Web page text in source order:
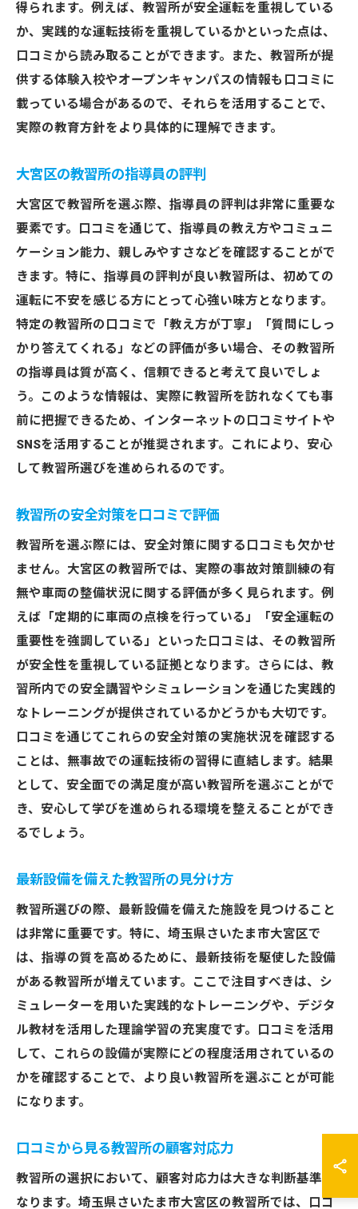
得られます。例えば、教習所が安全運転を重視している
か、実践的な運転技術を重視しているかといった点は、
口コミから読み取ることができます。また、教習所が提
供する体験入校やオープンキャンパスの情報も口コミに
載っている場合があるので、それらを活用することで、
実際の教育方針をより具体的に理解できます。
大宮区の教習所の指導員の評判
大宮区で教習所を選ぶ際、指導員の評判は非常に重要な
要素です。口コミを通じて、指導員の教え方やコミュニ
ケーション能力、親しみやすさなどを確認することがで
きます。特に、指導員の評判が良い教習所は、初めての
運転に不安を感じる方にとって心強い味方となります。
特定の教習所の口コミで「教え方が丁寧」「質問にしっ
かり答えてくれる」などの評価が多い場合、その教習所
の指導員は質が高く、信頼できると考えて良いでしょ
う。このような情報は、実際に教習所を訪れなくても事
前に把握できるため、インターネットの口コミサイトや
SNSを活用することが推奨されます。これにより、安心
して教習所選びを進められるのです。
教習所の安全対策を口コミで評価
教習所を選ぶ際には、安全対策に関する口コミも欠かせ
ません。大宮区の教習所では、実際の事故対策訓練の有
無や車両の整備状況に関する評価が多く見られます。例
えば「定期的に車両の点検を行っている」「安全運転の
重要性を強調している」といった口コミは、その教習所
が安全性を重視している証拠となります。さらには、教
習所内での安全講習やシミュレーションを通じた実践的
なトレーニングが提供されているかどうかも大切です。
口コミを通じてこれらの安全対策の実施状況を確認する
ことは、無事故での運転技術の習得に直結します。結果
として、安全面での満足度が高い教習所を選ぶことがで
き、安心して学びを進められる環境を整えることができ
るでしょう。
最新設備を備えた教習所の見分け方
教習所選びの際、最新設備を備えた施設を見つけること
は非常に重要です。特に、埼玉県さいたま市大宮区で
は、指導の質を高めるために、最新技術を駆使した設備
がある教習所が増えています。ここで注目すべきは、シ
ミュレーターを用いた実践的なトレーニングや、デジタ
ル教材を活用した理論学習の充実度です。口コミを活用
して、これらの設備が実際にどの程度活用されているの
かを確認することで、より良い教習所を選ぶことが可能
になります。
口コミから見る教習所の顧客対応力
教習所の選択において、顧客対応力は大きな判断基準と
なります。埼玉県さいたま市大宮区の教習所では、口コ